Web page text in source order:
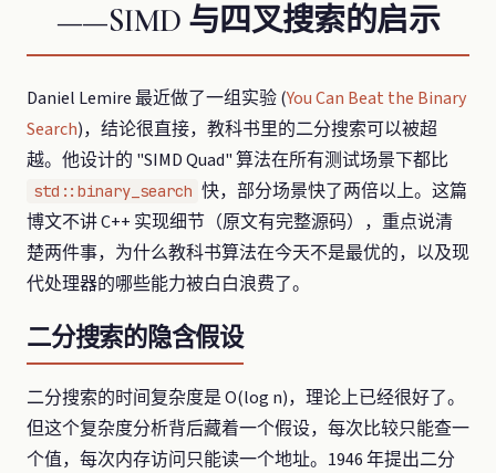
——SIMD 与四叉搜索的启示
Daniel Lemire 最近做了一组实验 (You Can Beat the Binary
Search)，结论很直接，教科书里的二分搜索可以被超
越。他设计的 "SIMD Quad" 算法在所有测试场景下都比
std::binary_search 快，部分场景快了两倍以上。这篇
博文不讲 C++ 实现细节（原文有完整源码），重点说清
楚两件事，为什么教科书算法在今天不是最优的，以及现
代处理器的哪些能力被白白浪费了。
二分搜索的隐含假设
二分搜索的时间复杂度是 O(log n)，理论上已经很好了。
但这个复杂度分析背后藏着一个假设，每次比较只能查一
个值，每次内存访问只能读一个地址。1946 年提出二分